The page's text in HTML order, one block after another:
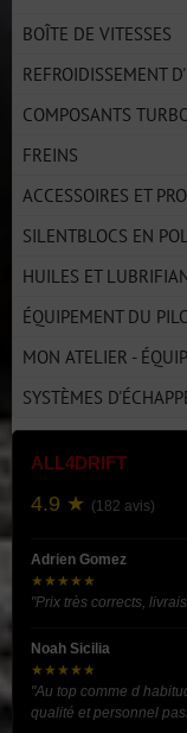
BOÎTE DE VITESSES
REFROIDISSEMENT
COMPOSANTS
FREINS
ACCESSOIRES ET
SILENTBLOCS EN
HUILES ET
ÉQUIPEMENT DU
MON ATELIER -
SYSTÈMES
ALL4DRIFT
4.9 ★ (182 avis)
Adrien Gomez
★★★★★
"Prix très corrects,
Noah Sicilia
★★★★★
"Au top comme d
qualité et personnel